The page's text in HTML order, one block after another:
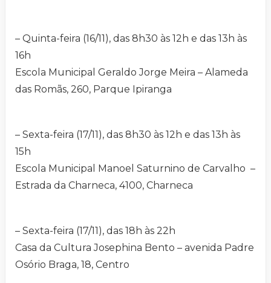
– Quinta-feira (16/11), das 8h30 às 12h e das 13h às
16h
Escola Municipal Geraldo Jorge Meira – Alameda
das Romãs, 260, Parque Ipiranga
– Sexta-feira (17/11), das 8h30 às 12h e das 13h às
15h
Escola Municipal Manoel Saturnino de Carvalho –
Estrada da Charneca, 4100, Charneca
– Sexta-feira (17/11), das 18h às 22h
Casa da Cultura Josephina Bento – avenida Padre
Osório Braga, 18, Centro